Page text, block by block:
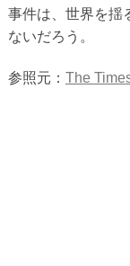
事件は、世界を揺
ないだろう。
参照元： The